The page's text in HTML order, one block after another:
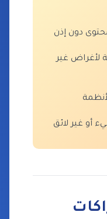
دون إذن
لأغراض غير
أو غير لائق